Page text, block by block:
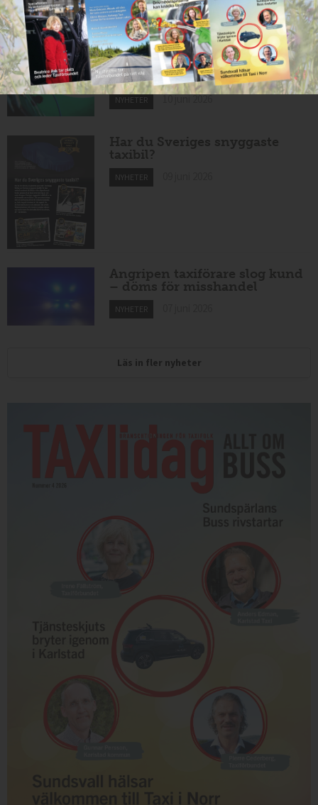
NYHETER 10 juni 2026
Mexikansk elbil för 80 000
kronor ny på marknaden
NYHETER
Har du Sveriges snyggaste
taxibil?
NYHETER
Angripen taxiförare slog kund
– döms för misshandel
NYHETER
Läs in fler nyheter